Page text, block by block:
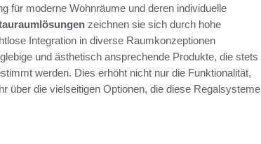
für moderne Wohnräume und deren individuelle
zeichnen sie sich durch hohe
Integration in diverse Raumkonzeptionen
und ästhetisch ansprechende Produkte, die stets
werden. Dies erhöht nicht nur die Funktionalität,
über die vielseitigen Optionen, die diese Regalsysteme